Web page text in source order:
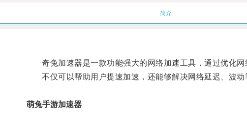
简介
奇兔加速器是一款功能强大的网络加速工具，通过优化网
不仅可以帮助用户提速加速，还能够解决网络延迟、波动
萌兔手游加速器